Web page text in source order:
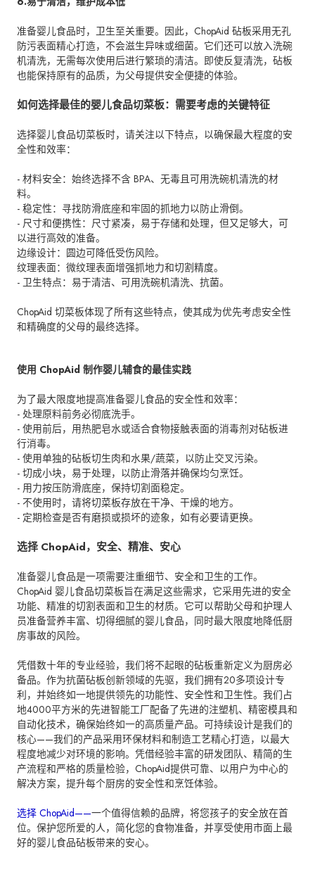
准备婴儿食品时，卫生至关重要。因此，ChopAid 砧板采用无孔
防污表面精心打造，不会滋生异味或细菌。它们还可以放入洗碗
机清洗，无需每次使用后进行繁琐的清洁。即使反复清洗，砧板
也能保持原有的品质，为父母提供安全便捷的体验。
如何选择最佳的婴儿食品切菜板：需要考虑的关键特征
选择婴儿食品切菜板时，请关注以下特点，以确保最大程度的安
全性和效率：
- 材料安全：始终选择不含 BPA、无毒且可用洗碗机清洗的材
料。
- 稳定性：寻找防滑底座和牢固的抓地力以防止滑倒。
- 尺寸和便携性：尺寸紧凑，易于存储和处理，但又足够大，可
以进行高效的准备。
边缘设计：圆边可降低受伤风险。
纹理表面：微纹理表面增强抓地力和切割精度。
- 卫生特点：易于清洁、可用洗碗机清洗、抗菌。
ChopAid 切菜板体现了所有这些特点，使其成为优先考虑安全性
和精确度的父母的最终选择。
使用 ChopAid 制作婴儿辅食的最佳实践
为了最大限度地提高准备婴儿食品的安全性和效率：
- 处理原料前务必彻底洗手。
- 使用前后，用热肥皂水或适合食物接触表面的消毒剂对砧板进
行消毒。
- 使用单独的砧板切生肉和水果/蔬菜，以防止交叉污染。
- 切成小块，易于处理，以防止滑落并确保均匀烹饪。
- 用力按压防滑底座，保持切割面稳定。
- 不使用时，请将切菜板存放在干净、干燥的地方。
- 定期检查是否有磨损或损坏的迹象，如有必要请更换。
选择 ChopAid，安全、精准、安心
准备婴儿食品是一项需要注重细节、安全和卫生的工作。
ChopAid 婴儿食品切菜板旨在满足这些需求，它采用先进的安全
功能、精准的切割表面和卫生的材质。它可以帮助父母和护理人
员准备营养丰富、切得细腻的婴儿食品，同时最大限度地降低厨
房事故的风险。
凭借数十年的专业经验，我们将不起眼的砧板重新定义为厨房必
备品。作为抗菌砧板创新领域的先驱，我们拥有20多项设计专
利，并始终如一地提供领先的功能性、安全性和卫生性。我们占
地4000平方米的先进智能工厂配备了先进的注塑机、精密模具和
自动化技术，确保始终如一的高质量产品。可持续设计是我们的
核心——我们的产品采用环保材料和制造工艺精心打造，以最大
程度地减少对环境的影响。凭借经验丰富的研发团队、精简的生
产流程和严格的质量检验，ChopAid提供可靠、以用户为中心的
解决方案，提升每个厨房的安全性和烹饪体验。
选择 ChopAid——一个值得信赖的品牌，将您孩子的安全放在首
位。保护您所爱的人，简化您的食物准备，并享受使用市面上最
好的婴儿食品砧板带来的安心。